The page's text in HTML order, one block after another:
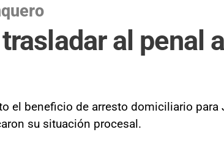
al penal
el beneficio de arresto domiciliario
su situación procesal.